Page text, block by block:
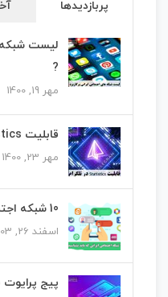
پربازدیدها
لیست شبکه
?
مهر 19, 1400
قابلیت Statistics در تلگرام ?
مهر 23, 1400
10 شبکه اجتماعی ایرانی که باید بشناسید
اسفند 26, 1403
پیج پرایوت